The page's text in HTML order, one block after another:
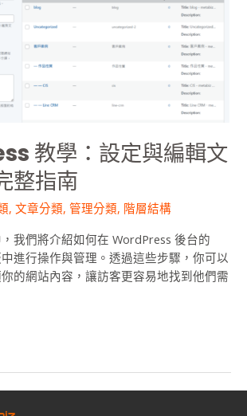
教學：設定與編輯文
整指南
, 文章分類, 管理分類, 階層結構
我們將介紹如何在 WordPress 後台的
中進行操作與管理。透過這些步驟，你可以
的網站內容，讓訪客更容易地找到他們需